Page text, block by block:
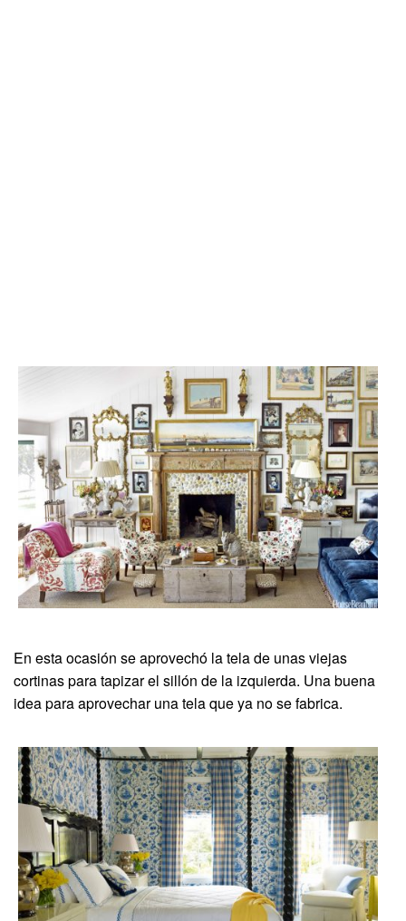
En esta ocasión se aprovechó la tela de unas viejas
cortinas para tapizar el sillón de la izquierda. Una buena
idea para aprovechar una tela que ya no se fabrica.